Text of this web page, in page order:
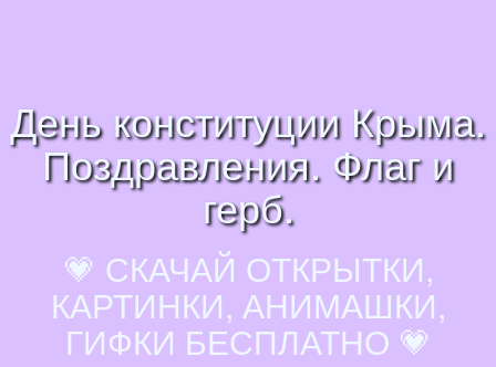
День конституции Крыма.
Поздравления. Флаг и
герб.
💗 СКАЧАЙ ОТКРЫТКИ,
КАРТИНКИ, АНИМАШКИ,
ГИФКИ БЕСПЛАТНО 💗